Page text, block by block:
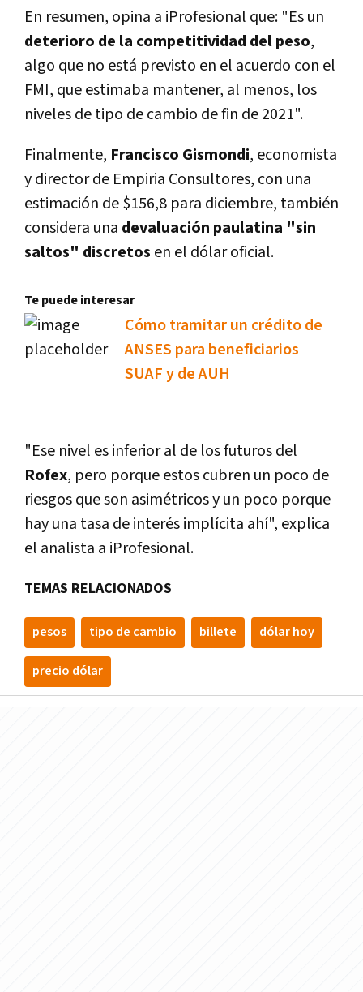
En resumen, opina a iProfesional que: "Es un
deterioro de la competitividad del peso,
algo que no está previsto en el acuerdo con el
FMI, que estimaba mantener, al menos, los
niveles de tipo de cambio de fin de 2021".
Finalmente, Francisco Gismondi, economista
y director de Empiria Consultores, con una
estimación de $156,8 para diciembre, también
considera una devaluación paulatina "sin
saltos" discretos en el dólar oficial.
Te puede interesar
Cómo tramitar un crédito de
ANSES para beneficiarios
SUAF y de AUH
"Ese nivel es inferior al de los futuros del
Rofex, pero porque estos cubren un poco de
riesgos que son asimétricos y un poco porque
hay una tasa de interés implícita ahí", explica
el analista a iProfesional.
TEMAS RELACIONADOS
pesos tipo de cambio billete dólar hoy
precio dólar